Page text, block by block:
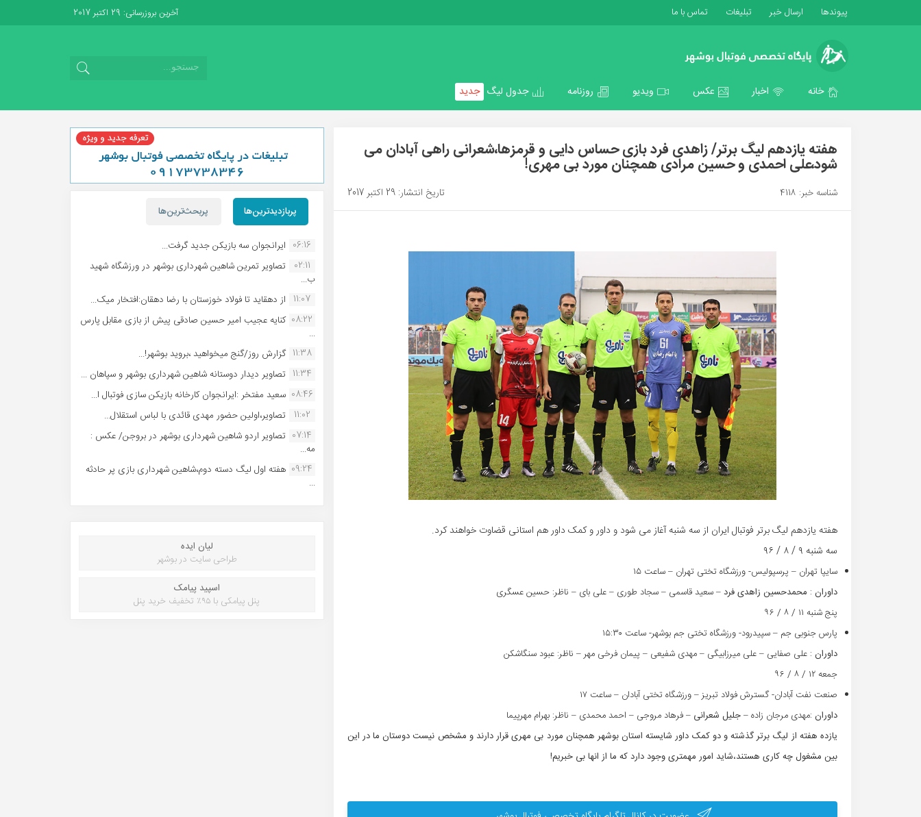
پیوندها ارسال خبر تبلیغات تماس با ما آخرین بروزرسانی: 29 اکتبر 2017
خانه اخبار عکس ویدیو روزنامه جدول لیگ جدید
هفته یازدهم لیگ برتر/ زاهدی فرد بازی حساس دایی و قرمزها،شعرانی راهی آبادان می
شود،علی احمدی و حسین مرادی همچنان مورد بی مهری!
شناسه خبر: 4118 تاریخ انتشار: 29 اکتبر 2017
هفته یازدهم لیگ برتر فوتبال ایران از سه شنبه آغاز می شود و داور و کمک داور هم استانی قضاوت خواهند کرد.
سه شنبه ۹ / ۸ / ۹۶
سایپا تهران – پرسپولیس- ورزشگاه تختی تهران – ساعت ۱۵‏
داوران : محمدحسین زاهدی فرد– سعید قاسمی – سجاد طوری – علی بای – ناظر: حسین عسگری
پنج شنبه ۱۱ / ۸ / ۹۶
پارس جنوبی جم – سپیدرود- ورزشگاه تختی جم بوشهر- ساعت ۱۵:۳۰‏
داوران : علی صفایی – علی میرزابیگی – مهدی شفیعی – پیمان فرخی مهر – ناظر: عبود سنگاشکن
جمعه ۱۲ / ۸ / ۹۶
صنعت نفت آبادان- گسترش فولاد تبریز – ورزشگاه تختی آبادان – ساعت ۱۷‏
داوران :مهدی مرجان زاده –جلیل شعرانی – فرهاد مروجی – احمد محمدی – ناظر: بهرام مهرپیما
یازده هفته از لیگ برتر گذشته و دو کمک داور شایسته استان بوشهر همچنان مورد بی مهری قرار دارند و مشخص نیست دوستان ما در این
بین مشغول چه کاری هستند،شاید امور مهمتری وجود دارد که ما از انها بی خبریم!
پربازدیدترین‌ها پربحث‌ترین‌ها
06:16 ایرانجوان سه بازیکن جدید گرفت...
02:11
تصاویر تمرین شاهین شهردارى بوشهر در ورزشگاه شهید
ب...
11:07 از دهقاید تا فولاد خوزستان با رضا دهقان:افتخار میک...
08:22 کنایه عجیب امیر حسین صادقی پیش از بازی مقابل پارس
...
11:38 گزارش روز/گنج میخواهید ،بروید بوشهر!...
11:34 تصاویر دیدار دوستانه شاهین شهردارى بوشهر و سپاهان ...
08:46 سعید مفتخر :ایرانجوان کارخانه بازیکن سازی فوتبال ا...
11:02
تصاویر،اولین حضور مهدی قائدی با لباس استقلال...
07:14 تصاویر اردو شاهین شهرداری بوشهر در بروجن/ عکس :
مه...
09:24 هفته اول لیگ دسته دوم،شاهین شهرداری بازی پر حادثه
...
لیان ایده
طراحی سایت در بوشهر
اسپید پیامک
پنل پیامکی با ۹۵٪ تخفیف خرید پنل